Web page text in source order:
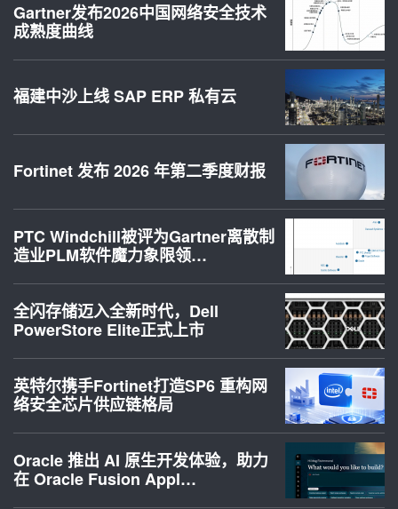
Gartner发布2026中国网络安全技术
成熟度曲线
福建中沙上线 SAP ERP 私有云
Fortinet 发布 2026 年第二季度财报
PTC Windchill被评为Gartner离散制
造业PLM软件魔力象限领…
全闪存储迈入全新时代，Dell
PowerStore Elite正式上市
英特尔携手Fortinet打造SP6 重构网
络安全芯片供应链格局
Oracle 推出 AI 原生开发体验，助力
在 Oracle Fusion Appl…